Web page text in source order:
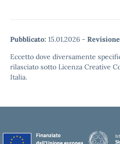
Pubblicato: 15.01.2026 -
Eccetto dove diversamente
rilasciato sotto Licenza Creative
Italia.